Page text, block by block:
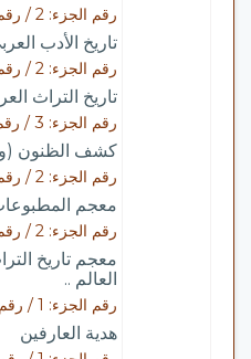
رقم الجزء: 2 / رقم الصفحة: 32
تاريخ الأدب
رقم الجزء: 2 / رقم الصفحة: 284
تاريخ التراث
رقم الجزء: 3 / رقم الصفحة: 96
كشف الظنون
رقم الجزء: 2 / رقم الصفحة: 1143
معجم
رقم الجزء: 2 / رقم الصفحة: 1233
معجم تاريخ
العالم ..
رقم الجزء: 1 / رقم الصفحة: 467
هدية العارفين